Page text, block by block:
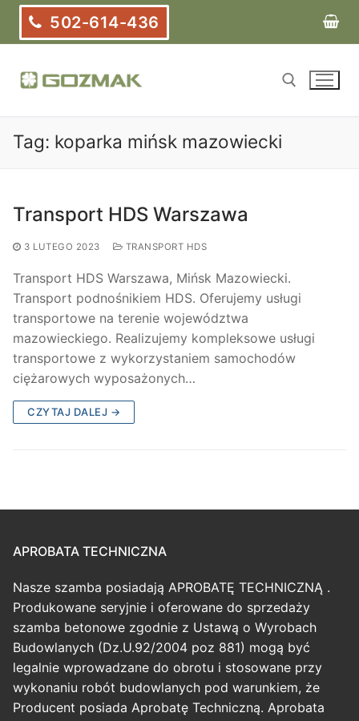
Przejdź
treści
502-614-436
Szukaj:
Tag: koparka mińsk mazowiecki
Transport HDS Warszawa
3 LUTEGO 2023 TRANSPORT HDS
Transport HDS Warszawa, Mińsk Mazowiecki.
Transport podnośnikiem HDS. Oferujemy usługi
transportowe na terenie województwa
mazowieckiego. Realizujemy kompleksowe usługi
transportowe z wykorzystaniem samochodów
ciężarowych wyposażonych…
CZYTAJ DALEJ →
APROBATA TECHNICZNA
Nasze szamba posiadają APROBATĘ TECHNICZNĄ .
Produkowane seryjnie i oferowane do sprzedaży
szamba betonowe zgodnie z Ustawą o Wyrobach
Budowlanych (Dz.U.92/2004 poz 881) mogą być
legalnie wprowadzane do obrotu i stosowane przy
wykonaniu robót budowlanych pod warunkiem, że
Producent posiada Aprobatę Techniczną. Aprobata